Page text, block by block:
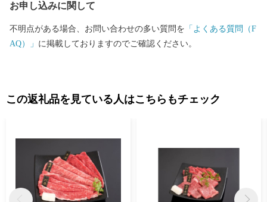
お申し込みに関して
不明点がある場合、お問い合わせの多い質問を 「よくある質問（F
AQ）」 に掲載しておりますのでご確認ください。
この返礼品を見ている人はこちらもチェック